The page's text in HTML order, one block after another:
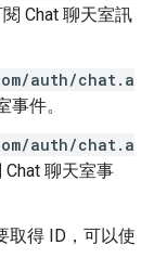
閱 Chat 聊天室訊
auth/chat.a
事件。
auth/chat.a
Chat 聊天室事
取得 ID，可以使